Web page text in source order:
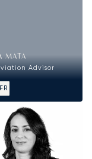
MATA
Advisor
FR